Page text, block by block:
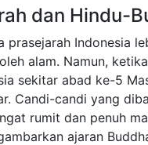
dan Hindu-
prasejarah Indonesia
alam. Namun,
sekitar abad ke-5
Candi-candi yang
rumit dan penuh
ajaran